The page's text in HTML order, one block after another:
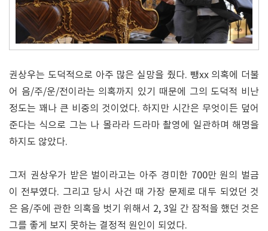
권상우는 도덕적으로 아주 많은 실망을 줬다. 뺑xx 의혹에 더불
어 음/주/운/전이라는 의혹까지 있기 때문에 그의 도덕적 비난
정도는 꽤나 큰 비중의 것이었다. 하지만 시간은 무엇이든 덮어
준다는 식으로 그는 나 몰라라 드라마 촬영에 일관하며 해명을
하지도 않았다.
그저 권상우가 받은 벌이라고는 아주 경미한 700만 원의 벌금
이 전부였다. 그리고 당시 사건 때 가장 문제로 대두 되었던 것
은 음/주에 관한 의혹을 벗기 위해서 2, 3일 간 잠적을 했던 것은
그를 좋게 보지 못하는 결정적 원인이 되었다.